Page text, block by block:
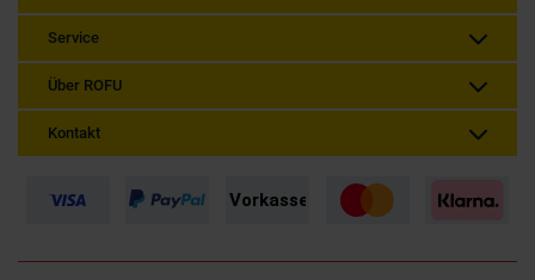
Service
Über ROFU
Kontakt